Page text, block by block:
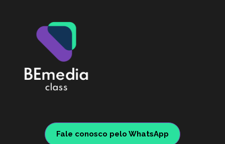
Fale conosco pelo WhatsApp